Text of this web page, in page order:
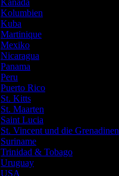
Kanada
Kolumbien
Kuba
Martinique
Mexiko
Nicaragua
Panama
Peru
Puerto Rico
St. Kitts
St. Maarten
Saint Lucia
St. Vincent und die Grenadinen
Suriname
Trinidad & Tobago
Uruguay
USA